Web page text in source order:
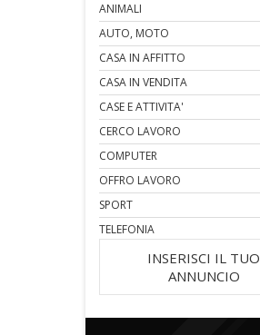
ANIMALI
AUTO, MOTO
CASA IN AFFITTO
CASA IN VENDITA
CASE E ATTIVITA'
CERCO LAVORO
COMPUTER
OFFRO LAVORO
SPORT
TELEFONIA
INSERISCI IL TUO
ANNUNCIO